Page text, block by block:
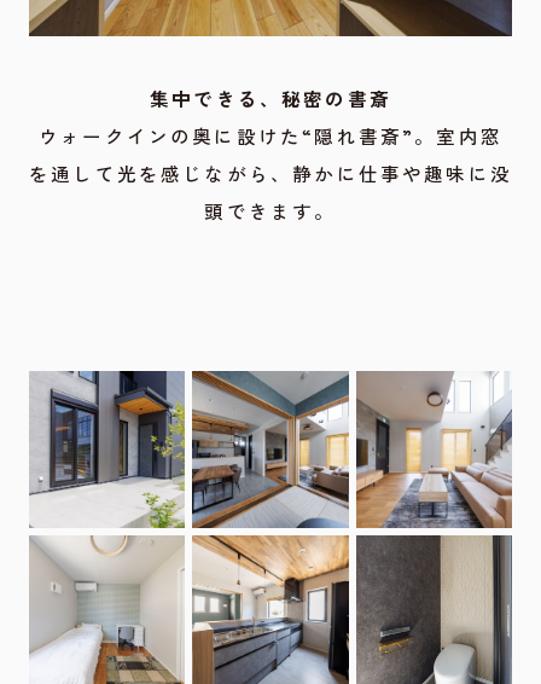
集中できる、秘密の書斎
ウォークインの奥に設けた“隠れ書斎”。室内窓
を通して光を感じながら、静かに仕事や趣味に没
頭できます。